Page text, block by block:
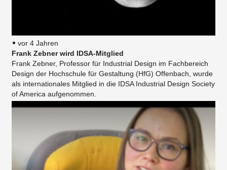
vor 4 Jahren
Frank Zebner wird IDSA-Mitglied
Frank Zebner, Professor für Industrial Design im Fachbereich
Design der Hochschule für Gestaltung (HfG) Offenbach, wurde
als internationales Mitglied in die IDSA Industrial Design Society
of America aufgenommen.